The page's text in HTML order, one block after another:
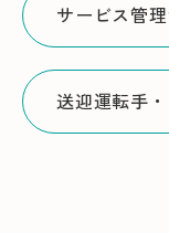
サービス管
送迎運転手